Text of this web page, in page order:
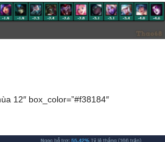
12″ box_color=”#f38184″